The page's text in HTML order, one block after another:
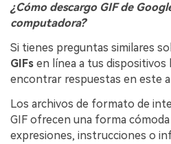
¿Cómo descargo GIF de
computadora?
Si tienes preguntas similares
GIFs en línea a tus dispositivos
encontrar respuestas en este
Los archivos de formato de
GIF ofrecen una forma
expresiones, instrucciones o